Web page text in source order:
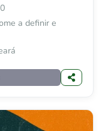
a definir e